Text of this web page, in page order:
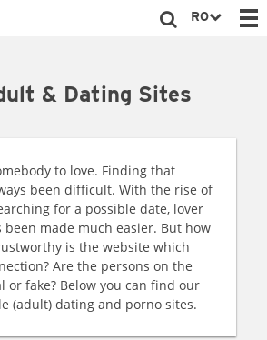
RO
& Dating Sites
to love. Finding that
been difficult. With the rise of
for a possible date, lover
made much easier. But how
is the website which
Are the persons on the
or fake? Below you can find our
(adult) dating and porno sites.